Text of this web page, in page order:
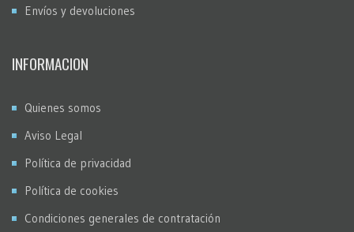
Envíos y devoluciones
INFORMACION
Quienes somos
Aviso Legal
Política de privacidad
Política de cookies
Condiciones generales de contratación